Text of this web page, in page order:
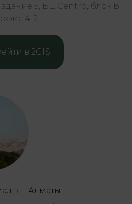
5, БЦ Centro, блок В,
офис 4-2
в 2GIS
в г. Алматы